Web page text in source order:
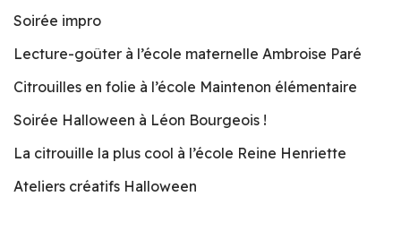
Soirée impro
Lecture-goûter à l’école maternelle Ambroise Paré
Citrouilles en folie à l’école Maintenon élémentaire
Soirée Halloween à Léon Bourgeois !
La citrouille la plus cool à l’école Reine Henriette
Ateliers créatifs Halloween